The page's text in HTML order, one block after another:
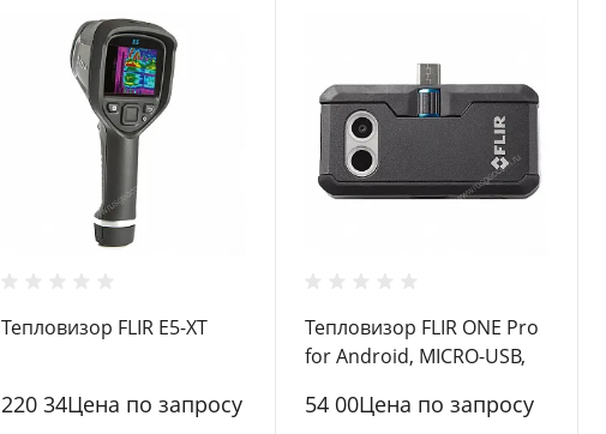
Тепловизор FLIR E5-XT
220 34Цена по запросу
Тепловизор FLIR ONE Pro
for Android, MICRO-USB,
54 00Цена по запросу